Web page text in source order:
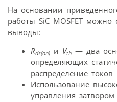
На основании
работы SiC MOSFET можно
выводы:
Rds(on) и Vth — два
определяющих
распределение токов
Использование
управления